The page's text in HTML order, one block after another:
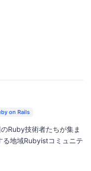
on Rails
Ruby技術者たちが集ま
る地域Rubyistコミュニテ